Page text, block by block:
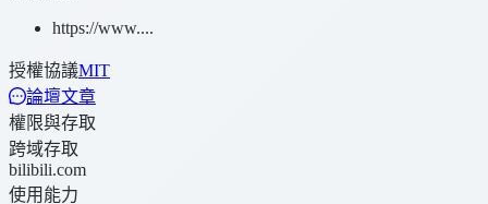
https://www....
授權協議MIT
論壇文章
權限與存取
跨域存取
bilibili.com
使用能力